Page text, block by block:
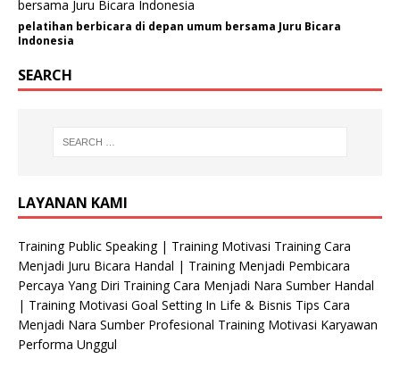
a
n
i
s
a
pelatihan berbicara di depan umum bersama Juru Bicara
Indonesia
SEARCH
LAYANAN KAMI
Training Public Speaking | Training Motivasi Training Cara
Menjadi Juru Bicara Handal | Training Menjadi Pembicara
Percaya Yang Diri Training Cara Menjadi Nara Sumber Handal
| Training Motivasi Goal Setting In Life & Bisnis Tips Cara
Menjadi Nara Sumber Profesional Training Motivasi Karyawan
Performa Unggul